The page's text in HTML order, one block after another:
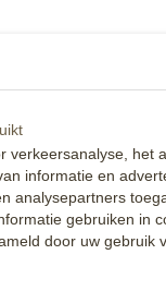
verkeersanalyse, het
informatie en
analysepartners
gebruiken in
door uw gebruik